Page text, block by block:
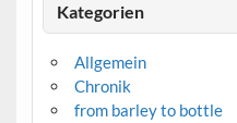
Kategorien
Allgemein
Chronik
from barley to bottle